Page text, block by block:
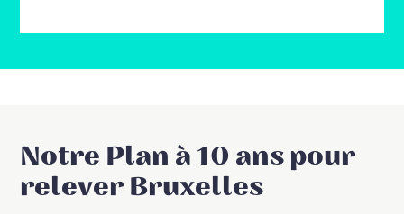
Notre Plan à 10 ans pour
relever Bruxelles